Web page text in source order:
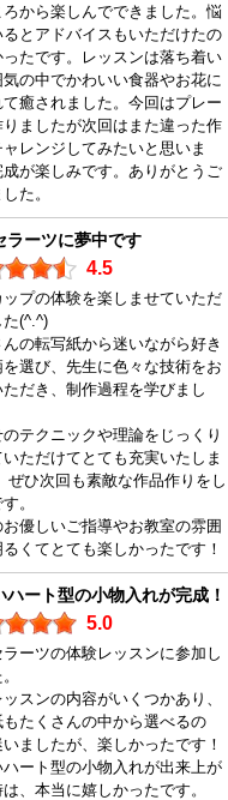
から楽しんでできました。悩
るとアドバイスもいただけたの
たです。レッスンは落ち着い
気の中でかわいい食器やお花に
て癒されました。今回はプレー
りましたが次回はまた違った作
レンジしてみたいと思いま
が楽しみです。ありがとうご
た。
ラーツに夢中です
4.5
ップの体験を楽しませていただ
た(^.^)
んの転写紙から迷いながら好き
選び、先生に色々な技術をお
だき、制作過程を学びまし
テクニックや理論をじっくり
ただけてとても充実いたしま
ぜひ次回も素敵な作品作りをし
。
優しいご指導やお教室の雰囲
くてとても楽しかったです！
ハート型の小物入れが完成！
5.0
ーツの体験レッスンに参加し
スンの内容がいくつかあり、
たくさんの中から選べるの
ましたが、楽しかったです！
ート型の小物入れが出来上が
は、本当に嬉しかったです。